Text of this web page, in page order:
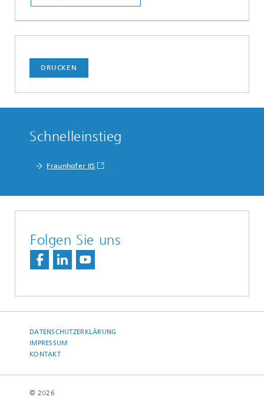
DRUCKEN
Schnelleinstieg
Fraunhofer IIS
Folgen Sie uns
DATENSCHUTZERKLÄRUNG
IMPRESSUM
KONTAKT
© 2026